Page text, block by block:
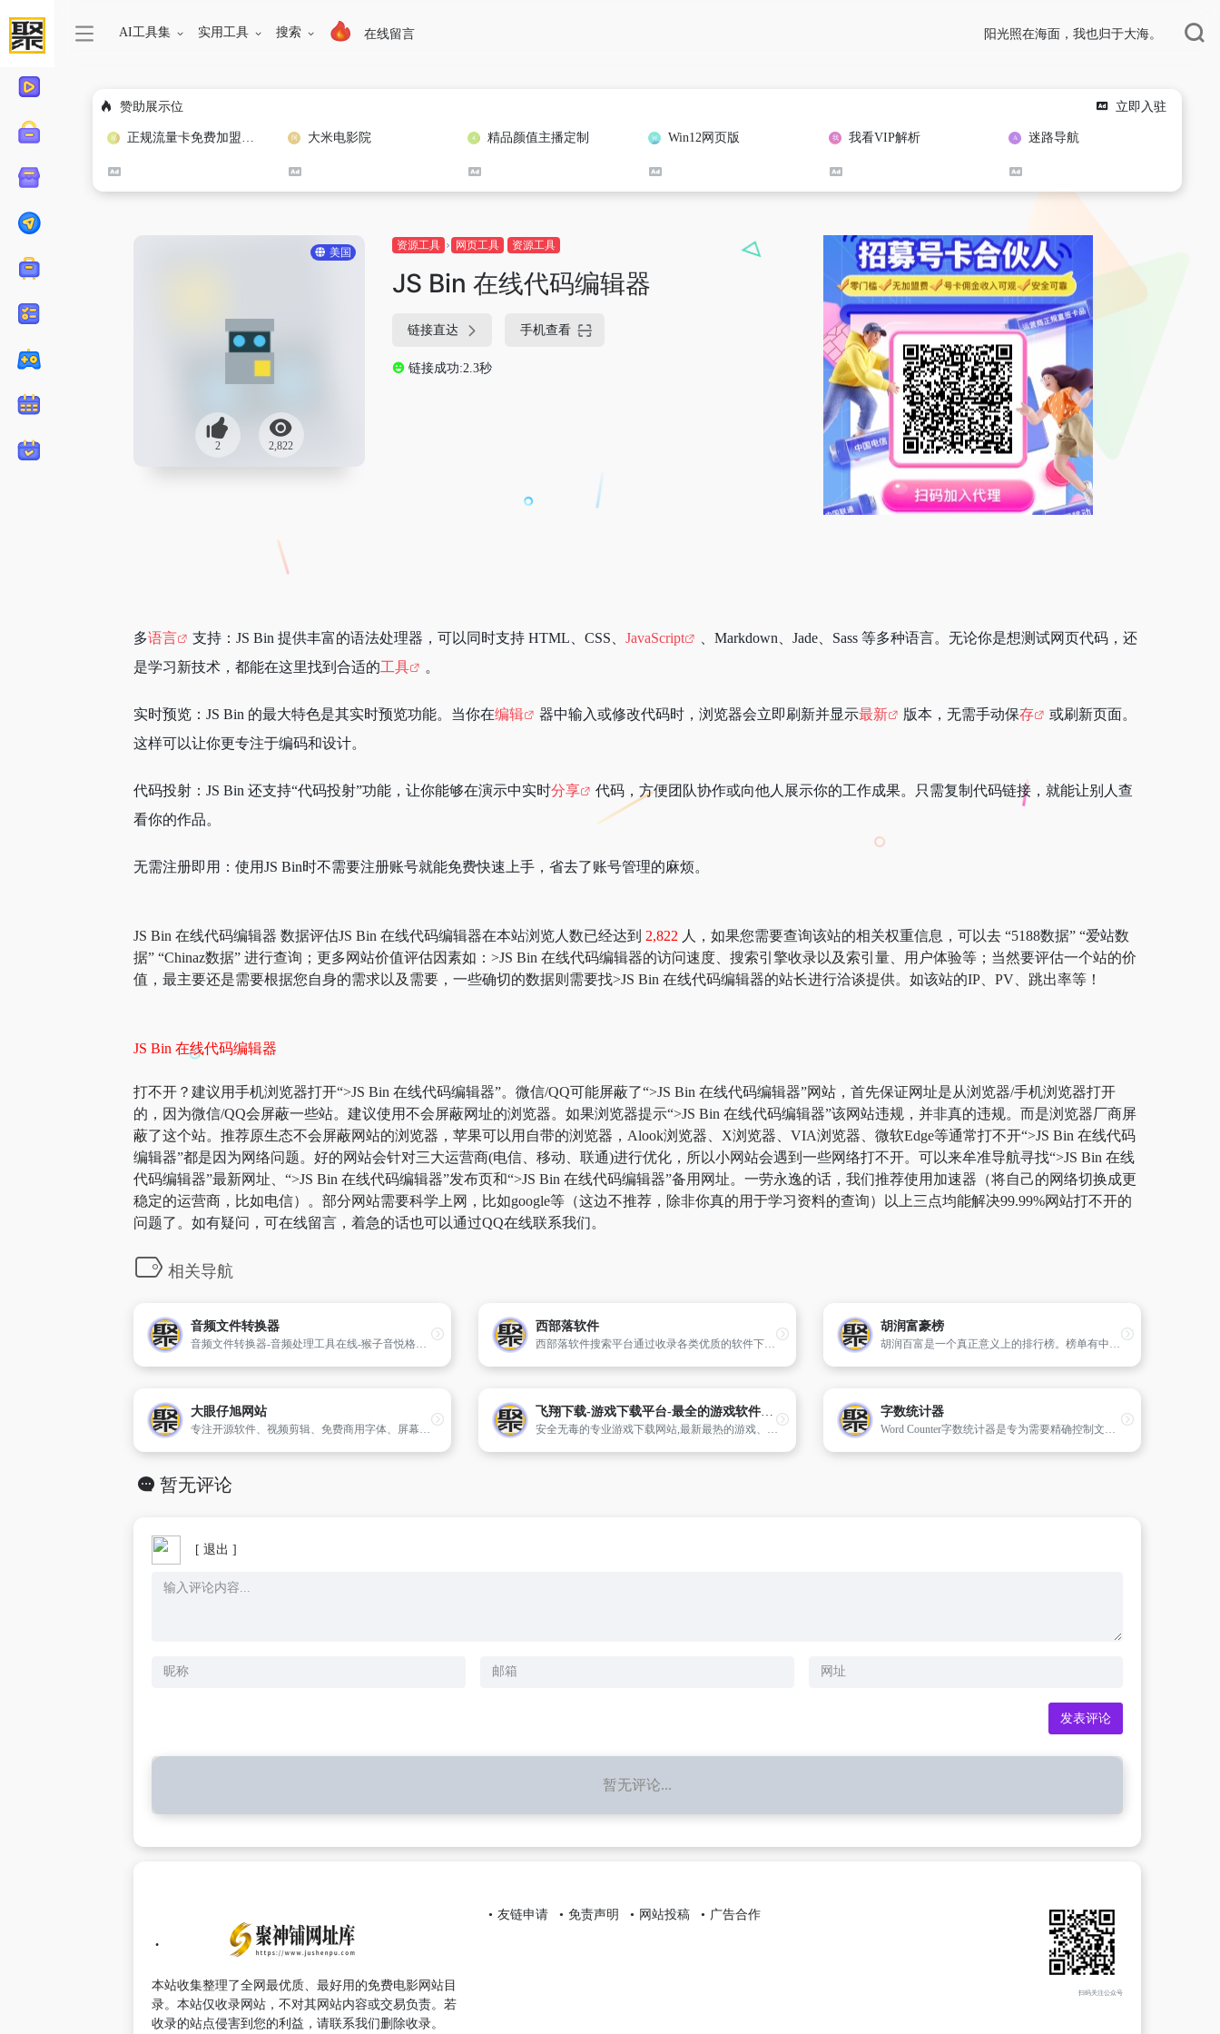
AI工具集 实用工具 搜索 在线留言 阳光照在海面，我也归于大海。
赞助展示位 立即入驻
正规流量卡免费加盟合作 大米电影院 精品颜值主播定制 Win12网页版 我看VIP解析 迷路导航
美国
2 2,822
资源工具 网页工具 资源工具
JS Bin 在线代码编辑器
链接直达 手机查看
链接成功:2.3秒
多语言 支持：JS Bin 提供丰富的语法处理器，可以同时支持 HTML、CSS、 JavaScript
、Markdown、Jade、Sass 等多种语言。无论你是想测试网页代码，还
是学习新技术，都能在这里找到合适的工具 。
实时预览：JS Bin 的最大特色是其实时预览功能。当你在编辑 器中输入或修改代码时，浏览器会立即刷新并显示最新 版本，无需手动保存
或刷新页面。
这样可以让你更专注于编码和设计。
代码投射：JS Bin 还支持“代码投射”功能，让你能够在演示中实时分享
代码，方便团队协作或向他人展示你的工作成果。只需复制代码链接，就能让别人查
看你的作品。
无需注册即用：使用JS Bin时不需要注册账号就能免费快速上手，省去了账号管理的麻烦。
JS Bin 在线代码编辑器 数据评估JS Bin 在线代码编辑器在本站浏览人数已经达到 2,822 人，如果您需要查询该站的相关权重信息，可以去 “5188数据” “爱站数
据” “Chinaz数据” 进行查询；更多网站价值评估因素如：>JS Bin 在线代码编辑器的访问速度、搜索引擎收录以及索引量、用户体验等；当然要评估一个站的价
值，最主要还是需要根据您自身的需求以及需要，一些确切的数据则需要找>JS Bin 在线代码编辑器的站长进行洽谈提供。如该站的IP、PV、跳出率等！
JS Bin 在线代码编辑器
打不开？建议用手机浏览器打开“>JS Bin 在线代码编辑器”。微信/QQ可能屏蔽了“>JS Bin 在线代码编辑器”网站，首先保证网址是从浏览器/手机浏览器打开
的，因为微信/QQ会屏蔽一些站。建议使用不会屏蔽网址的浏览器。如果浏览器提示“>JS Bin 在线代码编辑器”该网站违规，并非真的违规。而是浏览器厂商屏
蔽了这个站。推荐原生态不会屏蔽网站的浏览器，苹果可以用自带的浏览器，Alook浏览器、X浏览器、VIA浏览器、微软Edge等通常打不开“>JS Bin 在线代码
编辑器”都是因为网络问题。好的网站会针对三大运营商(电信、移动、联通)进行优化，所以小网站会遇到一些网络打不开。可以来牟准导航寻找“>JS Bin 在线
代码编辑器”最新网址、“>JS Bin 在线代码编辑器”发布页和“>JS Bin 在线代码编辑器”备用网址。一劳永逸的话，我们推荐使用加速器（将自己的网络切换成更
稳定的运营商，比如电信）。部分网站需要科学上网，比如google等（这边不推荐，除非你真的用于学习资料的查询）以上三点均能解决99.99%网站打不开的
问题了。如有疑问，可在线留言，着急的话也可以通过QQ在线联系我们。
相关导航
音频文件转换器
音频文件转换器-音频处理工具在线-猴子音悦格式工场
西部落软件
西部落软件搜索平台通过收录各类优质的软件下载网站索引，让用户快速找到对的软件的同时，也让用户告别流氓全家桶软件和捆绑安装广告软件的困扰。
胡润富豪榜
胡润百富是一个真正意义上的排行榜。榜单有中国艺术榜，全球独角兽榜，全球富豪榜，中国500强，中国U30，世界500强，中国百富榜等。
大眼仔旭网站
专注开源软件、视频剪辑、免费商用字体、屏幕录像工具、思维导图等办公资源分享
飞翔下载-游戏下载平台-最全的游戏软件下载平台
安全无毒的专业游戏下载网站,最新最热的游戏、软件下载平台,提供所有好玩、经典、受欢迎的游戏下载。
字数统计器
Word Counter字数统计器是专为需要精确控制文本长度和质量的用户设计的工具。
暂无评论
[ 退出 ]
暂无评论...
本站收集整理了全网最优质、最好用的免费电影网站目
录。本站仅收录网站，不对其网站内容或交易负责。若
收录的站点侵害到您的利益，请联系我们删除收录。
友链申请 免责声明 网站投稿 广告合作
扫码关注公众号